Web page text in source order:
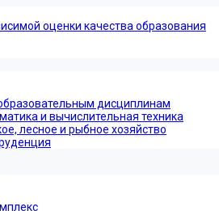
оценки качества образования
дисциплинам
и вычислительная техника
лесное и рыбное хозяйство